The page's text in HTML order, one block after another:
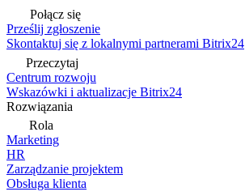
Połącz się
Prześlij zgłoszenie
Skontaktuj się z lokalnymi partnerami Bitrix24
Przeczytaj
Centrum rozwoju
Wskazówki i aktualizacje Bitrix24
Rozwiązania
Rola
Marketing
HR
Zarządzanie projektem
Obsługa klienta